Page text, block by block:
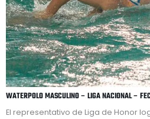
WATERPOLO MASCULINO – LIGA NACIONAL –
El representativo de Liga de Honor